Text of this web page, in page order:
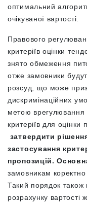
оптимальний
очікуваної вартості.
Правового
критеріїв оцінки
знято обмеження
отже замовники
розсуд, що може
дискримінаційних
метою врегулювання
критеріїв для
затвердити
застосування
пропозицій.
замовникам коректно
Такий порядок також
розрахунку вартості